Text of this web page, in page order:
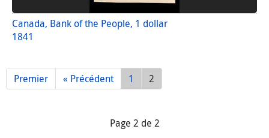
Canada, Bank of the People, 1 dollar
1841
Premier « Précédent 1 2
Page 2 de 2